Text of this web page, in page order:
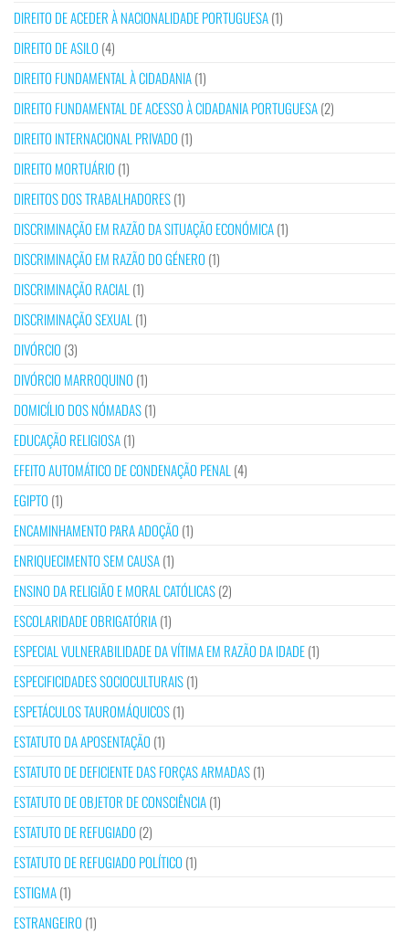
DIREITO DE ACEDER À NACIONALIDADE PORTUGUESA(1)
DIREITO DE ASILO (4)
DIREITO FUNDAMENTAL À CIDADANIA(1)
DIREITO FUNDAMENTAL DE ACESSO À CIDADANIA PORTUGUESA(2)
DIREITO INTERNACIONAL PRIVADO (1)
DIREITO MORTUÁRIO (1)
DIREITOS DOS TRABALHADORES(1)
DISCRIMINAÇÃO EM RAZÃO DA SITUAÇÃO ECONÓMICA(1)
DISCRIMINAÇÃO EM RAZÃO DO GÉNERO (1)
DISCRIMINAÇÃO RACIAL (1)
DISCRIMINAÇÃO SEXUAL (1)
DIVÓRCIO (3)
DIVÓRCIO MARROQUINO (1)
DOMICÍLIO DOS NÓMADAS(1)
EDUCAÇÃO RELIGIOSA(1)
EFEITO AUTOMÁTICO DE CONDENAÇÃO PENAL (4)
EGIPTO (1)
ENCAMINHAMENTO PARA ADOÇÃO (1)
ENRIQUECIMENTO SEM CAUSA(1)
ENSINO DA RELIGIÃO E MORAL CATÓLICAS(2)
ESCOLARIDADE OBRIGATÓRIA(1)
ESPECIAL VULNERABILIDADE DA VÍTIMA EM RAZÃO DA IDADE(1)
ESPECIFICIDADES SOCIOCULTURAIS(1)
ESPETÁCULOS TAUROMÁQUICOS(1)
ESTATUTO DA APOSENTAÇÃO (1)
ESTATUTO DE DEFICIENTE DAS FORÇAS ARMADAS(1)
ESTATUTO DE OBJETOR DE CONSCIÊNCIA(1)
ESTATUTO DE REFUGIADO (2)
ESTATUTO DE REFUGIADO POLÍTICO (1)
ESTIGMA(1)
ESTRANGEIRO (1)